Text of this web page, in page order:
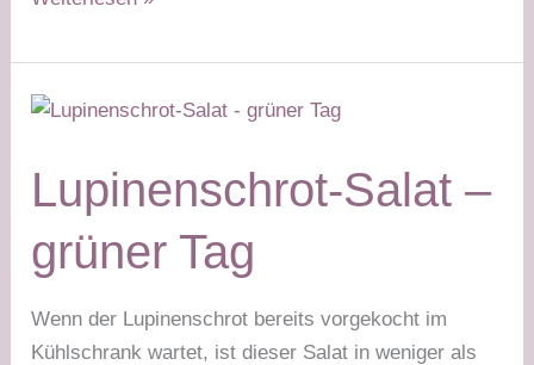
Bolognese
–
Lupinenschrot-Salat –
grüner Tag
Wenn der Lupinenschrot bereits vorgekocht im
Kühlschrank wartet, ist dieser Salat in weniger als